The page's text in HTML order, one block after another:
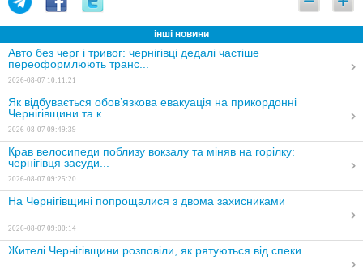
інші новини
Авто без черг і тривог: чернігівці дедалі частіше
переоформлюють транс...
2026-08-07 10:11:21
Як відбувається обов’язкова евакуація на прикордонні
Чернігівщини та к...
2026-08-07 09:49:39
Крав велосипеди поблизу вокзалу та міняв на горілку:
чернігівця засуди...
2026-08-07 09:25:20
На Чернігівщині попрощалися з двома захисниками
2026-08-07 09:00:14
Жителі Чернігівщини розповіли, як рятуються від спеки